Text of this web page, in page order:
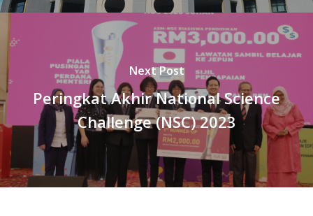
Next Post
Peringkat Akhir National Science
Challenge (NSC) 2023